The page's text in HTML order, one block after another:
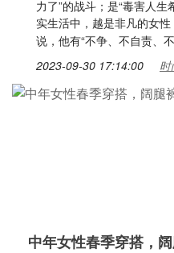
力了”的战斗；是“毒害人
实生活中，越是非凡的女
说，他有“不争、不自责、
2023-09-30 17:14:00
中年女性春季穿搭，